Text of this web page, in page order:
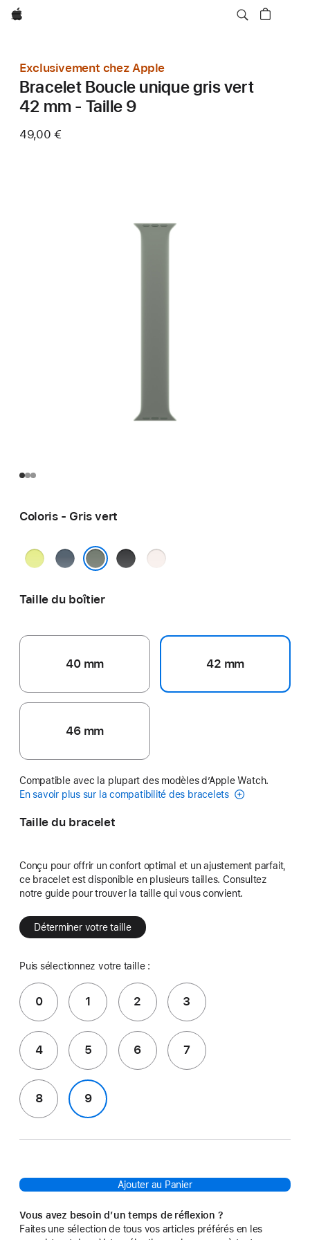
Apple
Exclusivement chez Apple
Bracelet Boucle unique gris vert
42 mm - Taille 9
49,00 €
Coloris - Gris vert
JauneBleu
maritime
Noir
Rose
Taille du boîtier
40 mm 42 mm
46 mm
Compatible avec la plupart des modèles d’Apple Watch.
En savoir plus sur la compatibilité des bracelets
Taille du bracelet
Conçu pour offrir un confort optimal et un ajustement parfait,
ce bracelet est disponible en plusieurs tailles. Consultez
notre guide pour trouver la taille qui vous convient.
Déterminer votre taille
Puis sélectionnez votre taille :
0 1 2 3
4 5 6 7
8 9
Ajouter au Panier
Vous avez besoin d’un temps de réflexion ?
Faites une sélection de tous vos articles préférés en les